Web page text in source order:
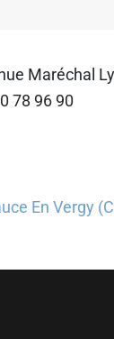
Maréchal
78 96 90
En Vergy